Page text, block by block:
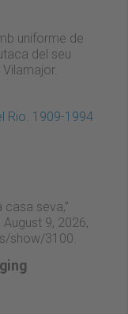
uniforme de
del seu
Rio. 1909-1994
seva,”
9, 2026,
show/3100